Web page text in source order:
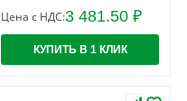
Цена с НДС:3 481.50 ₽
КУПИТЬ В 1 КЛИК